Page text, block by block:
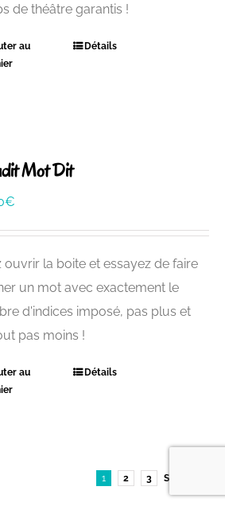
de théâtre garantis !
au
Détails
Mot Dit
€
ouvrir la boite et essayez de faire
un mot avec exactement le
d'indices imposé, pas plus et
pas moins !
au
Détails
1 2 3 Suivant